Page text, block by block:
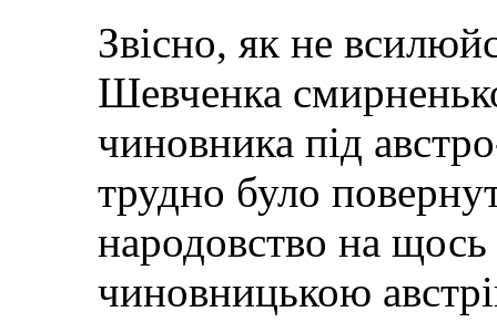
Звісно, як не
Шевченка
чиновника під
трудно було
народовство на
чиновницькою